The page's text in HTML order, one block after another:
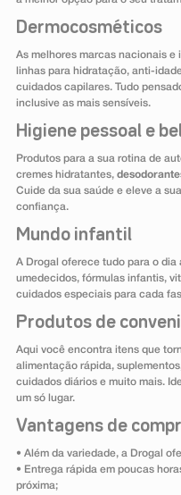
Dermocosméticos
As melhores marcas nacionais
linhas para hidratação, anti-
cuidados capilares. Tudo
inclusive as mais sensíveis.
Higiene pessoal e
Produtos para a sua rotina de
cremes hidratantes,
Cuide da sua saúde e eleve a
confiança.
Mundo infantil
A Drogal oferece tudo para o
umedecidos, fórmulas infantis,
cuidados especiais para cada
Produtos de
Aqui você encontra itens que
alimentação rápida,
cuidados diários e muito mais.
um só lugar.
Vantagens de
• Além da variedade, a Drogal
• Entrega rápida em poucas
próxima;